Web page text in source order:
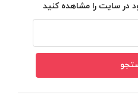
سایت را مشاهده کنید